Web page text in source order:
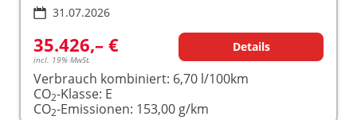
31.07.2026
35.426,– €
incl. 19% MwSt.
Details
Verbrauch kombiniert: 6,70 l/100km
CO2-Klasse: E
CO2-Emissionen: 153,00 g/km